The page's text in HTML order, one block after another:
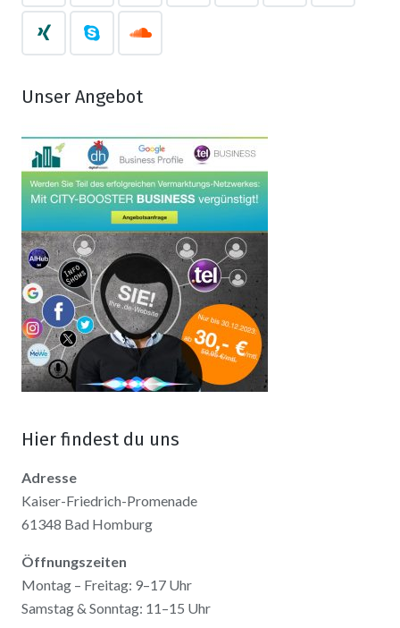
Unser Angebot
Hier findest du uns
Adresse
Kaiser-Friedrich-Promenade
61348 Bad Homburg
Öffnungszeiten
Montag – Freitag: 9–17 Uhr
Samstag & Sonntag: 11–15 Uhr